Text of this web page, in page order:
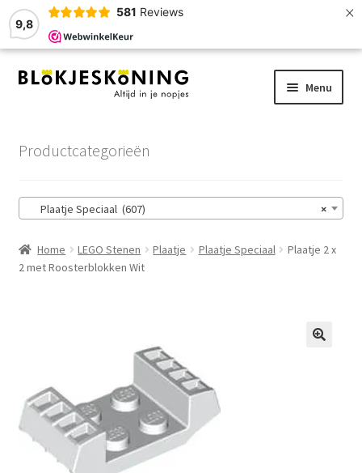
9,8
581 Reviews ×
Ga
Ga
Menu
Winkelmand
Afrekenen
Productcategorieën
×
Plaatje Speciaal (607)
Home LEGO Stenen Plaatje Plaatje Speciaal
Plaatje 2 x
2 met Roosterblokken Wit